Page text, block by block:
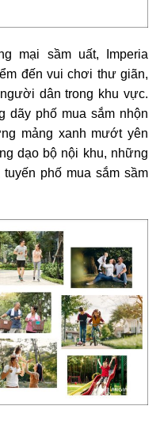
mại sầm uất, Imperia
đến vui chơi thư giãn,
dân trong khu vực.
dãy phố mua sắm nhộn
mảng xanh mướt yên
dạo bộ nội khu, những
phố mua sắm sầm